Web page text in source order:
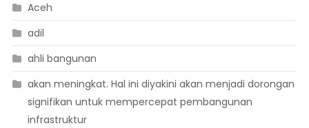
Aceh
adil
ahli bangunan
akan meningkat. Hal ini diyakini akan menjadi dorongan
signifikan untuk mempercepat pembangunan
infrastruktur